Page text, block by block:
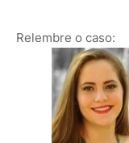
Relembre o caso: